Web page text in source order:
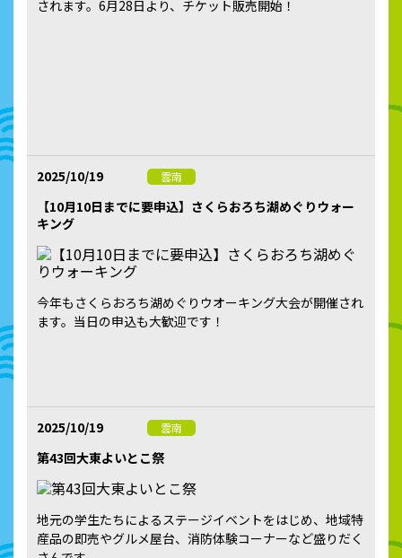
されます。6月28日より、チケット販売開始！
2025/10/19 雲南
【10月10日までに要申込】さくらおろち湖めぐりウォー
キング
今年もさくらおろち湖めぐりウオーキング大会が開催され
ます。当日の申込も大歓迎です！
2025/10/19 雲南
第43回大東よいとこ祭
地元の学生たちによるステージイベントをはじめ、地域特
産品の即売やグルメ屋台、消防体験コーナーなど盛りだく